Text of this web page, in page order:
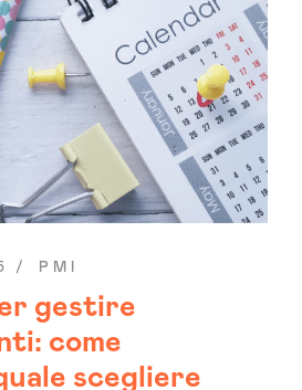
PMI
gestire
come
scegliere